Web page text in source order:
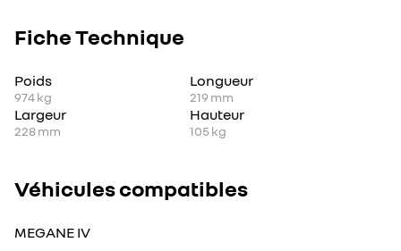
Fiche Technique
Poids
974kg
Longueur
219 mm
Largeur
228mm
Hauteur
105 kg
Véhicules compatibles
MEGANE IV